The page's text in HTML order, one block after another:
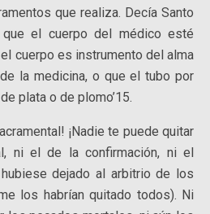
que realiza. Decía Santo
que el cuerpo del médico esté
cuerpo es instrumento del alma
la medicina, o que el tubo por
plata o de plomo’15.
¡Nadie te puede quitar
ni el de la confirmación, ni el
dejado al arbitrio de los
los habrían quitado todos). Ni